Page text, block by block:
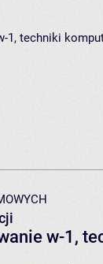
1, techniki
w-1,